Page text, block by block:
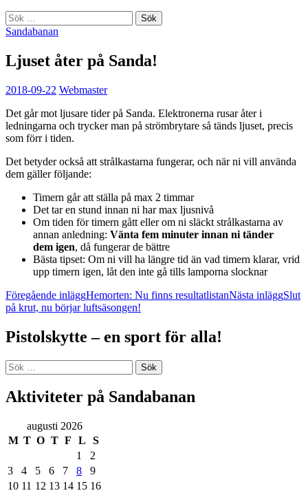
Sök
efter:
Sandabanan
Ljuset åter på Sanda!
2018-09-22 Webmaster
Det går mot ljusare tider på Sanda. Elektronerna rusar åter i
ledningarna och trycker man på strömbrytare så tänds ljuset, precis
som förr i tiden.
Det betyder också att strålkastarna fungerar, och när ni vill använda
dem gäller följande:
Timern går att ställa på max 2 timmar
Det tar en stund innan ni har max ljusnivå
Om tiden för timern gått eller om ni släckt strålkastarna av
annan anledning: Vänta fem minuter innan ni tänder
dem igen, då fungerar de bättre
Bästa tipset: Om ni vill ha längre tid än vad timern klarar, vrid
upp timern igen, låt den inte gå tills lamporna slocknar
Inläggsnavigering
Föregående inläggHemorten: Nu finns resultatlistanNästa inläggSlut
på krut, nu börjar luftsäsongen!
Pistolskytte – en sport för alla!
Sök
efter:
Aktiviteter på Sandabanan
augusti 2026
M T O T F L
S
1
2
3
4 5 6 7 8
9
10 11 12 13 14 15 16